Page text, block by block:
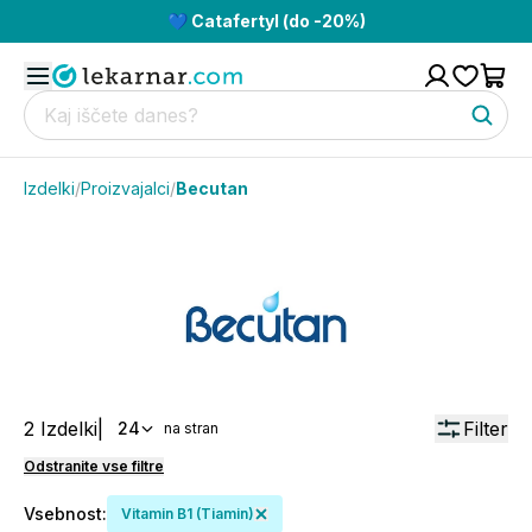
💙 Catafertyl (do -20%)
Izdelki/Proizvajalci/Becutan
2 Izdelki 24 na stran Filter
Odstranite vse filtre
Vsebnost: Vitamin B1 (tiamin)